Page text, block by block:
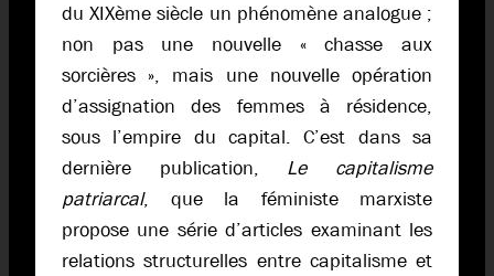
du XIXème siècle un phénomène analogue ;
non pas une nouvelle « chasse aux
sorcières », mais une nouvelle opération
d’assignation des femmes à résidence,
sous l’empire du capital. C’est dans sa
dernière publication, Le capitalisme
patriarcal, que la féministe marxiste
propose une série d’articles examinant les
relations structurelles entre capitalisme et